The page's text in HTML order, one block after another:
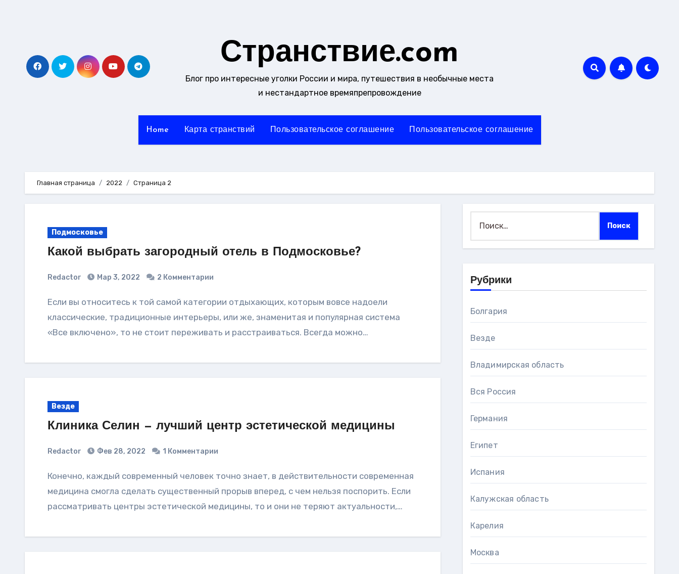
Странствие.com
Блог про интересные уголки России и мира, путешествия в необычные места
и нестандартное времяпрепровождение
Home Карта странствий Пользовательское соглашение Пользовательское соглашение
Главная страница 2022 Страница 2
Подмосковье
Какой выбрать загородный отель в Подмосковье?
Redactor Мар 3, 2022 2 Комментарии
Если вы относитесь к той самой категории отдыхающих, которым вовсе надоели
классические, традиционные интерьеры, или же, знаменитая и популярная система
«Все включено», то не стоит переживать и расстраиваться. Всегда можно…
Везде
Клиника Селин — лучший центр эстетической медицины
Redactor Фев 28, 2022 1 Комментарии
Конечно, каждый современный человек точно знает, в действительности современная
медицина смогла сделать существенный прорыв вперед, с чем нельзя поспорить. Если
рассматривать центры эстетической медицины, то и они не теряют актуальности,…
Рубрики
Болгария
Везде
Владимирская область
Вся Россия
Германия
Египет
Испания
Калужская область
Карелия
Москва